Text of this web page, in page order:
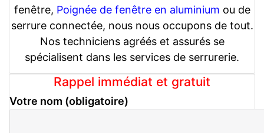
fenêtre, Poignée de fenêtre en aluminium ou de
serrure connectée, nous nous occupons de tout.
Nos techniciens agréés et assurés se
spécialisent dans les services de serrurerie.
Rappel immédiat et gratuit
Votre nom (obligatoire)